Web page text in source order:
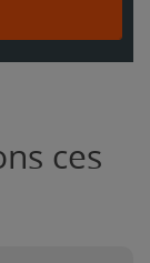
ces